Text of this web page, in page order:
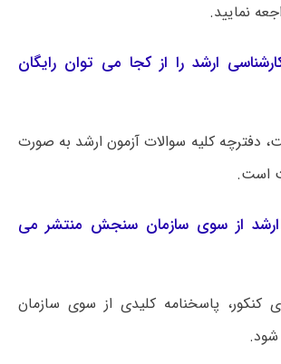
نمایید.
ارشد را از کجا می توان رایگان
دفترچه کلیه سوالات آزمون ارشد به صورت
است.
ارشد از سوی سازمان سنجش منتشر می
کنکور، پاسخنامه کلیدی از سوی سازمان